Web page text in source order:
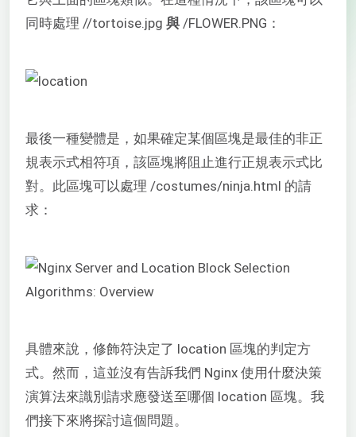
同時處理 //tortoise.jpg 與 /FLOWER.PNG：
最後一種變體是，如果確定某個區塊是最佳的非正
規表示式相符項，該區塊將阻止進行正規表示式比
對。此區塊可以處理 /costumes/ninja.html 的請
求：
具體來說，修飾符決定了 location 區塊的判定方
式。然而，這並沒有告訴我們 Nginx 使用什麼決策
演算法來識別請求應發送至哪個 location 區塊。我
們接下來將探討這個問題。